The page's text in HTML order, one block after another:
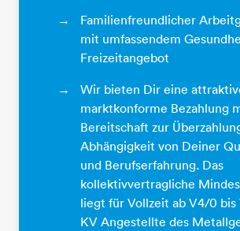
Familienfreundlicher
mit umfassendem
Freizeitangebot
Wir bieten Dir eine
marktkonforme Bezahlung
Bereitschaft zur
Abhängigkeit von Deiner
und Berufserfahrung. Das
kollektivvertragliche
liegt für Vollzeit ab V4/0 bis
KV Angestellte des